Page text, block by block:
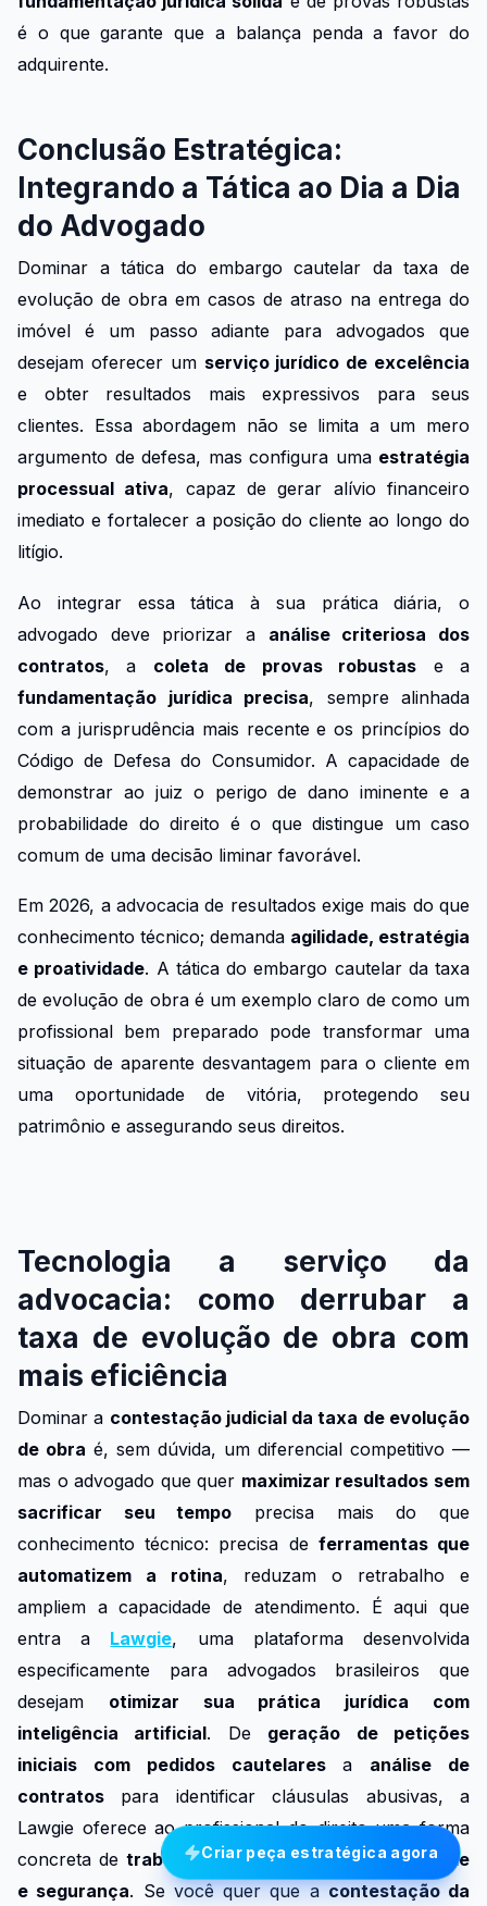
é o que garante que a balança penda a favor do
adquirente.
Conclusão Estratégica:
Integrando a Tática ao Dia a Dia
do Advogado
Dominar a tática do embargo cautelar da taxa de
evolução de obra em casos de atraso na entrega do
imóvel é um passo adiante para advogados que
desejam oferecer um serviço jurídico de excelência
e obter resultados mais expressivos para seus
clientes. Essa abordagem não se limita a um mero
argumento de defesa, mas configura uma estratégia
processual ativa, capaz de gerar alívio financeiro
imediato e fortalecer a posição do cliente ao longo do
litígio.
Ao integrar essa tática à sua prática diária, o
advogado deve priorizar a análise criteriosa dos
contratos, a coleta de provas robustas e a
fundamentação jurídica precisa, sempre alinhada
com a jurisprudência mais recente e os princípios do
Código de Defesa do Consumidor. A capacidade de
demonstrar ao juiz o perigo de dano iminente e a
probabilidade do direito é o que distingue um caso
comum de uma decisão liminar favorável.
Em 2026, a advocacia de resultados exige mais do que
conhecimento técnico; demanda agilidade, estratégia
e proatividade. A tática do embargo cautelar da taxa
de evolução de obra é um exemplo claro de como um
profissional bem preparado pode transformar uma
situação de aparente desvantagem para o cliente em
uma oportunidade de vitória, protegendo seu
patrimônio e assegurando seus direitos.
Tecnologia a serviço da
advocacia: como derrubar a
taxa de evolução de obra com
mais eficiência
Dominar a contestação judicial da taxa de evolução
de obra é, sem dúvida, um diferencial competitivo —
mas o advogado que quer maximizar resultados sem
sacrificar seu tempo precisa mais do que
conhecimento técnico: precisa de ferramentas que
automatizem a rotina, reduzam o retrabalho e
ampliem a capacidade de atendimento. É aqui que
entra a Lawgie, uma plataforma desenvolvida
especificamente para advogados brasileiros que
desejam otimizar sua prática jurídica com
inteligência artificial. De geração de petições
iniciais com pedidos cautelaresa análise de
contratos para identificar cláusulas abusivas, a
Lawgie oferece ao profissional do direito uma forma
concreta de trabalhar com mais precisão, agilidade
e segurança. Se você quer que acontestação da
Criar peça estratégica agora